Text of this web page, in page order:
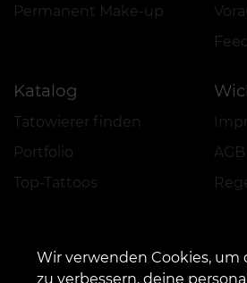
Permanent Make-up
Katalog
Tätowierer finden
Portfolio
Top-Tattoos
AGB
Wir verwenden Cookies, um
zu verbessern, deine